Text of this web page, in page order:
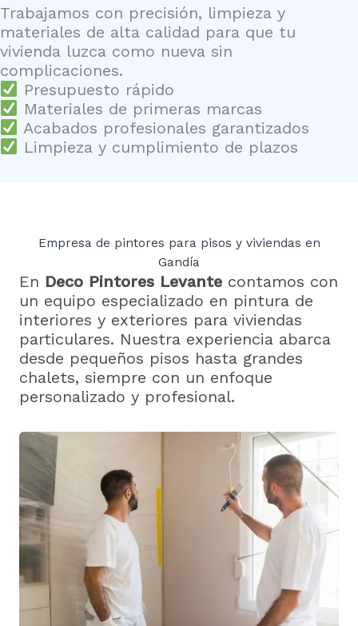
u
d
a
r
?
Trabajamos con precisión, limpieza y
materiales de alta calidad para que tu
vivienda luzca como nueva sin
complicaciones.
Presupuesto rápido
Materiales de primeras marcas
Acabados profesionales garantizados
Limpieza y cumplimiento de plazos
Empresa de pintores para pisos y viviendas en
Gandía
En Deco Pintores Levante contamos con
un equipo especializado en pintura de
interiores y exteriores para viviendas
particulares. Nuestra experiencia abarca
desde pequeños pisos hasta grandes
chalets, siempre con un enfoque
personalizado y profesional.